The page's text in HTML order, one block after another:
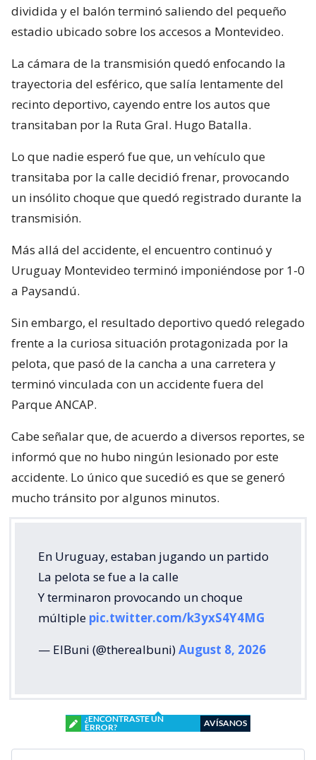
dividida y el balón terminó saliendo del pequeño
estadio ubicado sobre los accesos a Montevideo.
La cámara de la transmisión quedó enfocando la
trayectoria del esférico, que salía lentamente del
recinto deportivo, cayendo entre los autos que
transitaban por la Ruta Gral. Hugo Batalla.
Lo que nadie esperó fue que, un vehículo que
transitaba por la calle decidió frenar, provocando
un insólito choque que quedó registrado durante la
transmisión.
Más allá del accidente, el encuentro continuó y
Uruguay Montevideo terminó imponiéndose por 1-0
a Paysandú.
Sin embargo, el resultado deportivo quedó relegado
frente a la curiosa situación protagonizada por la
pelota, que pasó de la cancha a una carretera y
terminó vinculada con un accidente fuera del
Parque ANCAP.
Cabe señalar que, de acuerdo a diversos reportes, se
informó que no hubo ningún lesionado por este
accidente. Lo único que sucedió es que se generó
mucho tránsito por algunos minutos.
En Uruguay, estaban jugando un partido
La pelota se fue a la calle
Y terminaron provocando un choque
múltiple pic.twitter.com/k3yxS4Y4MG
— ElBuni (@therealbuni)August 8, 2026
¿ENCONTRASTE UN
ERROR?
AVÍSANOS